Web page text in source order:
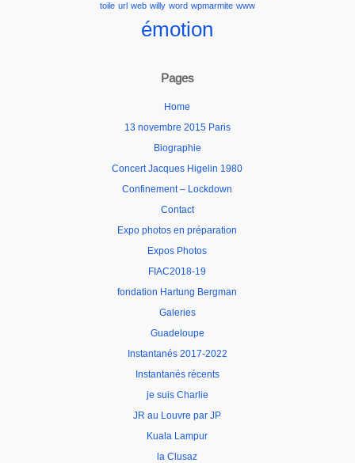
toile url web willy word wpmarmite www
émotion
Pages
Home
13 novembre 2015 Paris
Biographie
Concert Jacques Higelin 1980
Confinement – Lockdown
Contact
Expo photos en préparation
Expos Photos
FIAC2018-19
fondation Hartung Bergman
Galeries
Guadeloupe
Instantanés 2017-2022
Instantanés récents
je suis Charlie
JR au Louvre par JP
Kuala Lampur
la Clusaz